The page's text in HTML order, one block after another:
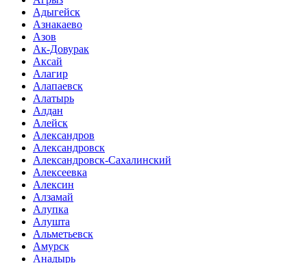
Адыгейск
Азнакаево
Азов
Ак-Довурак
Аксай
Алагир
Алапаевск
Алатырь
Алдан
Алейск
Александров
Александровск
Александровск-Сахалинский
Алексеевка
Алексин
Алзамай
Алупка
Алушта
Альметьевск
Амурск
Анадырь